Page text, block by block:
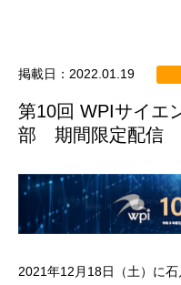
掲載日：2022.01.19
第10回 WPIサイエ
部 期間限定配信
2021年12月18日（土）に